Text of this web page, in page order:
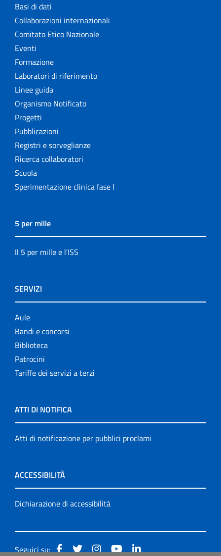
Basi di dati
Collaborazioni internazionali
Comitato Etico Nazionale
Eventi
Formazione
Laboratori di riferimento
Linee guida
Organismo Notificato
Progetti
Pubblicazioni
Registri e sorveglianze
Ricerca collaboratori
Scuola
Sperimentazione clinica fase I
5 per mille
Il 5 per mille e l'ISS
SERVIZI
Aule
Bandi e concorsi
Biblioteca
Patrocini
Tariffe dei servizi a terzi
ATTI DI NOTIFICA
Atti di notificazione per pubblici proclami
ACCESSIBILITÀ
Dichiarazione di accessibilità
Seguici su: